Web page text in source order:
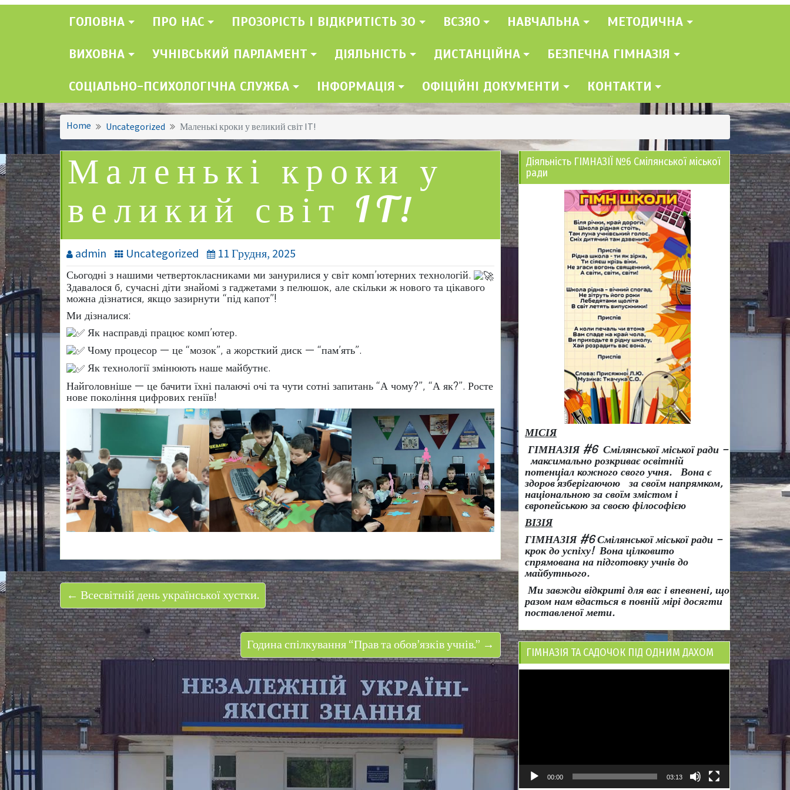
ГОЛОВНА ПРО НАС ПРОЗОРІСТЬ І ВІДКРИТІСТЬ ЗО ВСЗЯО НАВЧАЛЬНА МЕТОДИЧНА
ВИХОВНА УЧНІВСЬКИЙ ПАРЛАМЕНТ ДІЯЛЬНІСТЬ ДИСТАНЦІЙНА БЕЗПЕЧНА ГІМНАЗІЯ
СОЦІАЛЬНО-ПСИХОЛОГІЧНА СЛУЖБА ІНФОРМАЦІЯ ОФІЦІЙНІ ДОКУМЕНТИ КОНТАКТИ
Home Uncategorized Маленькі кроки у великий світ IT!
Маленькі кроки у
великий світ IT!
admin Uncategorized 11 Грудня, 2025
Сьогодні з нашими четвертокласниками ми занурилися у світ комп’ютерних технологій.
Здавалося б, сучасні діти знайомі з гаджетами з пелюшок, але скільки ж нового та цікавого
можна дізнатися, якщо зазирнути “під капот”!
Ми дізналися:
Як насправді працює комп’ютер.
Чому процесор — це “мозок”, а жорсткий диск — “пам’ять”.
Як технології змінюють наше майбутнє.
Найголовніше — це бачити їхні палаючі очі та чути сотні запитань “А чому?”, “А як?”. Росте
нове покоління цифрових геніїв!
← Всесвітній день української хустки.
Година спілкування “Прав та обов’язків учнів.” →
Діяльність ГІМНАЗІЇ №6 Смілянської міської
ради
МІСІЯ
ГІМНАЗІЯ #6 Смілянської міської ради –
максимально розкриває освітній
потенціал кожного свого учня.
Вона є
здоров’язберігаючою за своїм напрямком,
національною за своїм змістом і
європейською за своєю філософією
ВІЗІЯ
ГІМНАЗІЯ #6 Смілянської міської ради –
крок до успіху! Вона цілковито
спрямована на підготовку учнів до
майбутнього.
Ми завжди відкриті для вас і впевнені, що
разом нам вдасться в повній мірі досягти
поставленої мети.
ГІМНАЗІЯ ТА САДОЧОК ПІД ОДНИМ ДАХОМ
00:00 03:13